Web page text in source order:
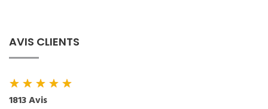
AVIS CLIENTS
★★★★★
1813 Avis